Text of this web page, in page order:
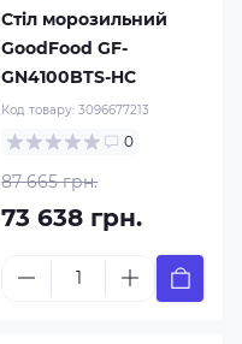
Стіл морозильний
GoodFood GF-
GN4100BTS-HC
Код товару:3096677213
0
87 665 грн.
73 638 грн.